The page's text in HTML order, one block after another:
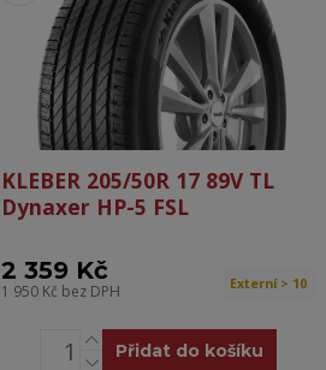
KLEBER 205/50R 17 89V TL
Dynaxer HP-5 FSL
2 359 Kč
1 950 Kč bez DPH Externí > 10
Přidat do košíku